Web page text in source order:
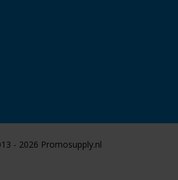
- 2026 Promosupply.nl